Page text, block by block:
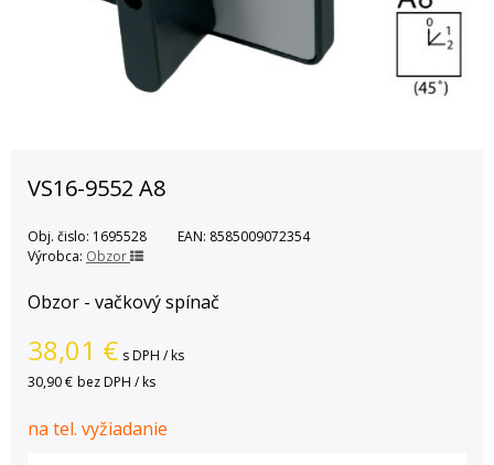
VS16-9552 A8
Obj. čislo: 1695528 EAN: 8585009072354
Výrobca: Obzor
Obzor - vačkový spínač
38,01 € s DPH / ks
30,90 € bez DPH / ks
na tel. vyžiadanie